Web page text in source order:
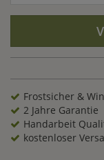
Frostsicher &
2 Jahre Garantie
Handarbeit
kostenloser